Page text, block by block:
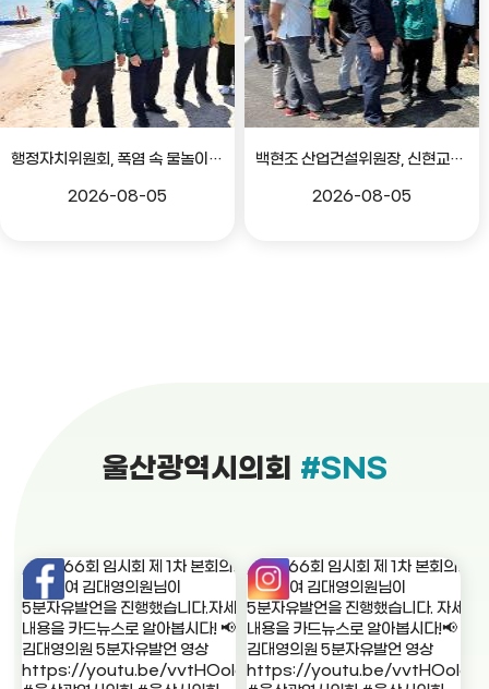
행정자치위원회, 폭염 속 물놀이 안전관리 현장 점검
2026-08-05
백현조 산업건설위원장, 신현교차로~구 강동중 도로확장 현장 점검
2026-08-05
울산광역시의회 #SNS